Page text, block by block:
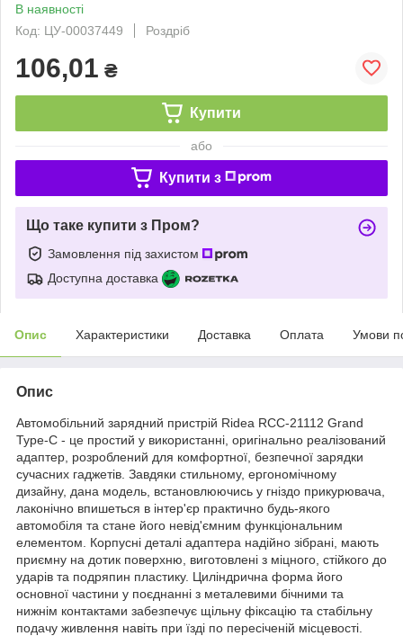
В наявності
Код: ЦУ-00037449
Роздріб
106,01 ₴
Купити
або
Купити з
Що таке купити з Пром?
Замовлення під захистом
Доступна доставка
Опис Характеристики Доставка Оплата Умови
Опис
Автомобільний зарядний пристрій Ridea RCC-21112 Grand
Type-C - це простий у використанні, оригінально реалізований
адаптер, розроблений для комфортної, безпечної зарядки
сучасних гаджетів. Завдяки стильному, ергономічному
дизайну, дана модель, встановлюючись у гніздо прикурювача,
лаконічно впишеться в інтер'єр практично будь-якого
автомобіля та стане його невід'ємним функціональним
елементом. Корпусні деталі адаптера надійно зібрані, мають
приємну на дотик поверхню, виготовлені з міцного, стійкого до
ударів та подряпин пластику. Циліндрична форма його
основної частини у поєднанні з металевими бічними та
нижнім контактами забезпечує щільну фіксацію та стабільну
подачу живлення навіть при їзді по пересіченій місцевості.